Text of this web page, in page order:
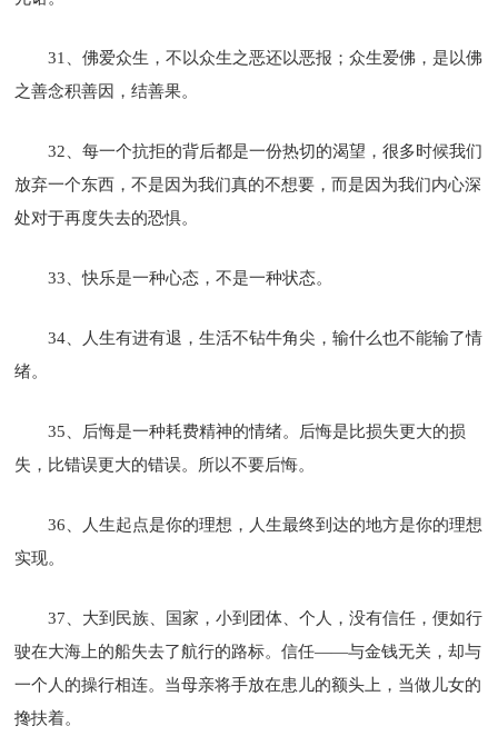
31、佛爱众生，不以众生之恶还以恶报；众生爱佛，是以佛
之善念积善因，结善果。
32、每一个抗拒的背后都是一份热切的渴望，很多时候我们
放弃一个东西，不是因为我们真的不想要，而是因为我们内心深
处对于再度失去的恐惧。
33、快乐是一种心态，不是一种状态。
34、人生有进有退，生活不钻牛角尖，输什么也不能输了情
绪。
35、后悔是一种耗费精神的情绪。后悔是比损失更大的损
失，比错误更大的错误。所以不要后悔。
36、人生起点是你的理想，人生最终到达的地方是你的理想
实现。
37、大到民族、国家，小到团体、个人，没有信任，便如行
驶在大海上的船失去了航行的路标。信任——与金钱无关，却与
一个人的操行相连。当母亲将手放在患儿的额头上，当做儿女的
搀扶着。